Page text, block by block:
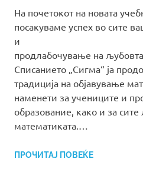
На почетокот на новата
посакуваме успех во сите
и
продлабочување на
Списанието „Сигма“ ја
традиција на објавување
наменети за учениците и
образование, како и за
математиката.…
ПРОЧИТАЈ ПОВЕЌЕ